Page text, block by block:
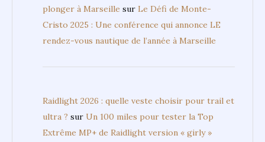
plonger à Marseille sur Le Défi de Monte-
Cristo 2025 : Une conférence qui annonce LE
rendez-vous nautique de l’année à Marseille
Raidlight 2026 : quelle veste choisir pour trail et
ultra ? sur Un 100 miles pour tester la Top
Extrême MP+ de Raidlight version « girly »